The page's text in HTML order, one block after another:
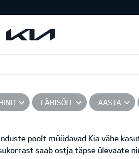
LÄBISÕIT AASTA
poolt müüdavad Kia vähe
saab ostja täpse ülevaate